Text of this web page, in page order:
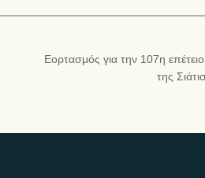
Εορτασμός για την 107η
της